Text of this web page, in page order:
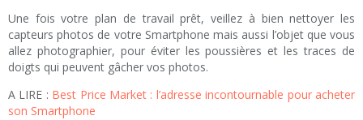
Une fois votre plan de travail prêt, veillez à bien nettoyer les
capteurs photos de votre Smartphone mais aussi l’objet que vous
allez photographier, pour éviter les poussières et les traces de
doigts qui peuvent gâcher vos photos.
A LIRE : Best Price Market : l’adresse incontournable pour acheter
son Smartphone